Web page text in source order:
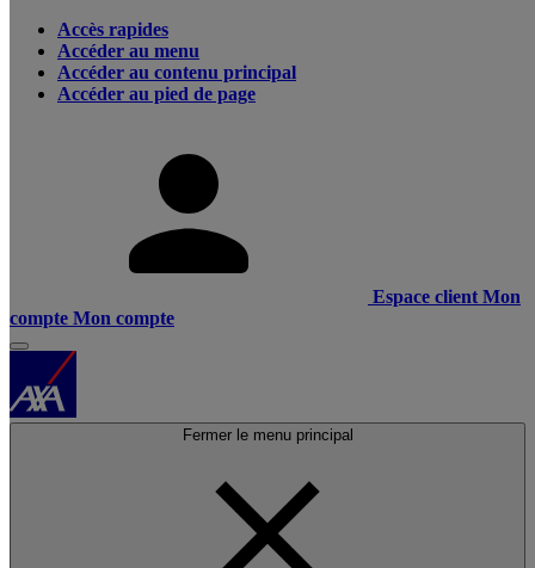
Accès rapides
Accéder au menu
Accéder au contenu principal
Accéder au pied de page
Espace client Mon
compte Mon compte
Fermer le menu principal